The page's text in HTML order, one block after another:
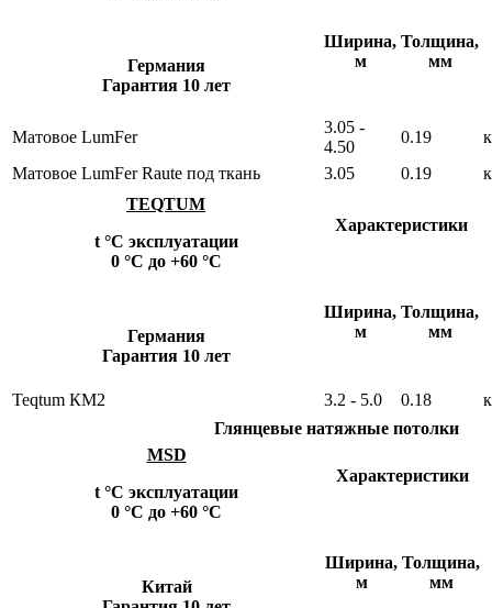
Германия
Гарантия 10 лет
Ширина,
м
Толщина,
мм
Матовое LumFer
3.05 -
4.50
0.19
Матовое LumFer Raute под ткань
3.05 0.19
TEQTUM
t °С эксплуатации
0 °С до +60 °С
Германия
Гарантия 10 лет
Характеристики
Ширина,
м
Толщина,
мм
Teqtum КM2 3.2 - 5.0 0.18
Глянцевые натяжные потолки
MSD
t °С эксплуатации
0 °С до +60 °С
Китай
Характеристики
Ширина,
м
Толщина,
мм